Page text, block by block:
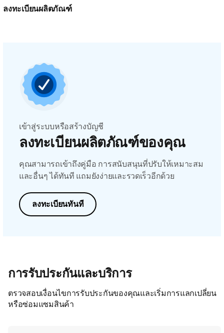
ลงทะเบียนผลิตภัณฑ์
เข้าสู่ระบบหรือสร้างบัญชี
ลงทะเบียนผลิตภัณฑ์ของคุณ
คุณสามารถเข้าถึงคู่มือ การสนับสนุนที่ปรับให้เหมาะสม
และอื่นๆ ได้ทันที แถมยังง่ายและรวดเร็วอีกด้วย
ลงทะเบียนทันที
การรับประกันและบริการ
ตรวจสอบเงื่อนไขการรับประกันของคุณและเริ่มการแลกเปลี่ยน
หรือซ่อมแซมสินค้า